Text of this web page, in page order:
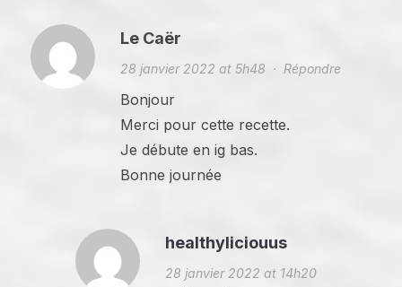
Le Caër
28 janvier 2022 at 5h48 · Répondre
Bonjour
Merci pour cette recette.
Je débute en ig bas.
Bonne journée
healthyliciouus
28 janvier 2022 at 14h20